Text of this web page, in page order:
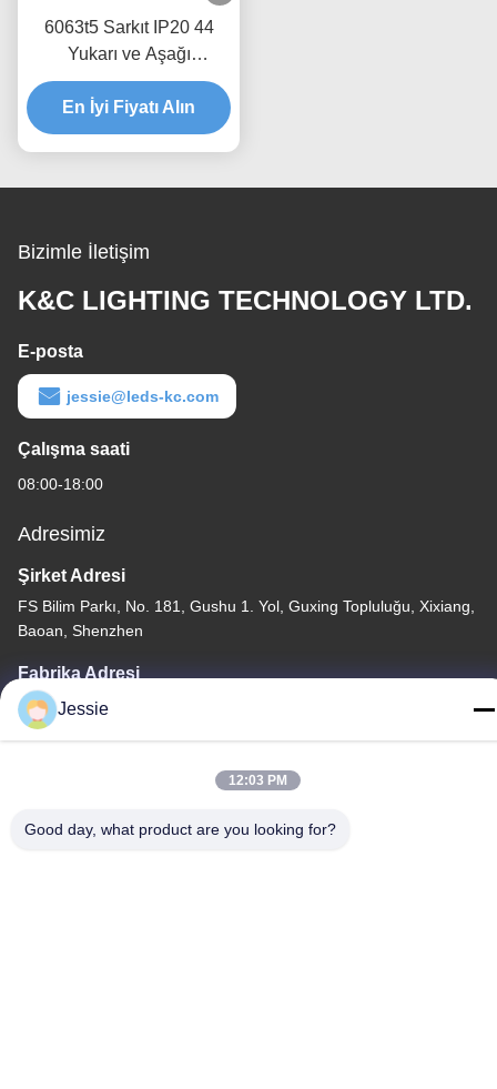
6063t5 Sarkıt IP20 44
Yukarı ve Aşağı
Aydınlatma LED Profili
En İyi Fiyatı Alın
Bizimle İletişim
K&C LIGHTING TECHNOLOGY LTD.
E-posta
jessie@leds-kc.com
Çalışma saati
08:00-18:00
Adresimiz
Şirket Adresi
FS Bilim Parkı, No. 181, Gushu 1. Yol, Guxing Topluluğu, Xixiang,
Baoan, Shenzhen
Fabrika Adresi
FS Bilim Parkı, No. 181, Gushu 1. Yol, Guxing Topluluğu, Xixiang,
Baoan, Shenzhen
Jessie
12:03 PM
Good day, what product are you looking for?